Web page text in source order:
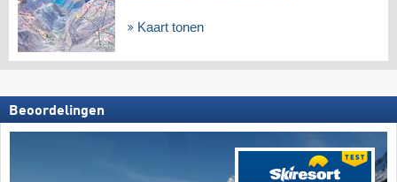
Kaart tonen
Beoordelingen